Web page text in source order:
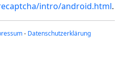
intro/android.html.
- Datenschutzerklärung